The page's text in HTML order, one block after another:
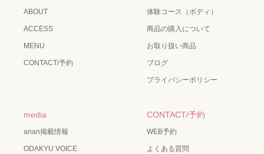
ABOUT
ACCESS
MENU
CONTACT/予約
体験コース（ボディ）
商品の購入について
お取り扱い商品
ブログ
プライバシーポリシー
media
anan掲載情報
ODAKYU VOICE
CONTACT/予約
WEB予約
よくある質問